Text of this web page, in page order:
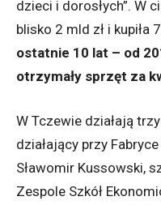
dzieci i dorosłych”. W
blisko 2 mld zł i kupiła
ostatnie 10 lat – od
otrzymały sprzęt za
W Tczewie działają
działający przy
Sławomir Kussowski,
Zespole Szkół